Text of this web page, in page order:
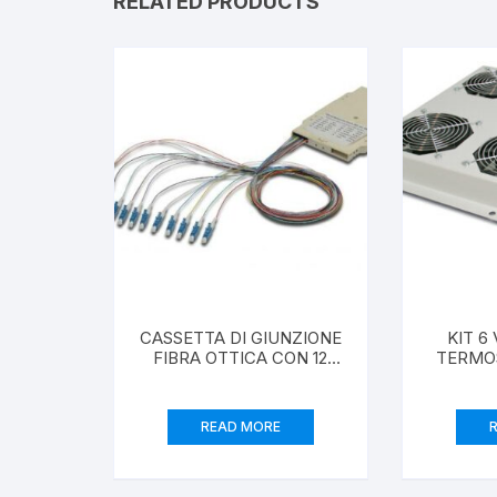
CASSETTA DI GIUNZIONE
FIBRA OTTICA CON 12
READ MORE
KIT 6